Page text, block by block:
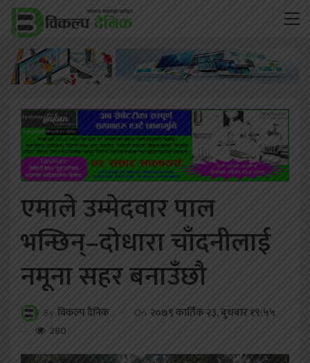
एमाले उम्मेदवार पाल
भन्छिन्–दोधारा चाँदनीलाई
नमूना सहर बनाउँछौ
By विकल्प दैनिक On २०७९ कार्तिक २३, बुधबार १९:५५
280